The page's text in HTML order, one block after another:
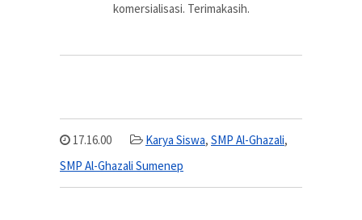
komersialisasi. Terimakasih.
17.16.00 Karya Siswa, SMP Al-Ghazali,
SMP Al-Ghazali Sumenep